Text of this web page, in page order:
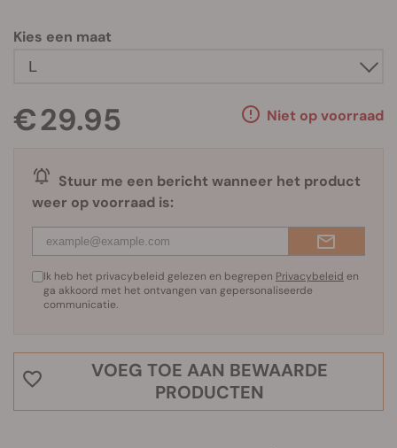
Kies een maat
€ 29.95 Niet op voorraad
Stuur me een bericht wanneer het product
weer op voorraad is:
Ik heb het privacybeleid gelezen en begrepen Privacybeleid en
ga akkoord met het ontvangen van gepersonaliseerde
communicatie.
VOEG TOE AAN BEWAARDE
PRODUCTEN